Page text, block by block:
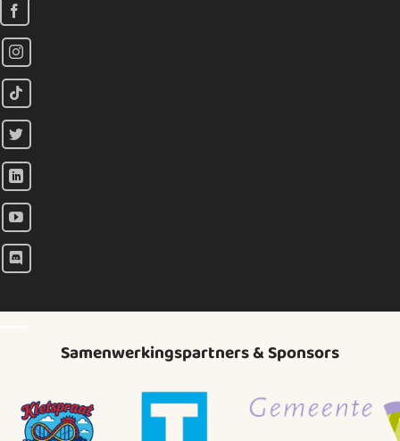
Samenwerkingspartners & Sponsors